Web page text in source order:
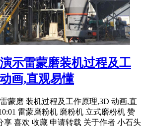
示雷蒙磨装机过程及工
画,直观易懂
蒙磨 装机过程及工作原理,3D 动画,直
雷蒙磨粉机 磨粉机 立式磨粉机 赞
享 喜欢 收藏 申请转载 关于作者 小石头